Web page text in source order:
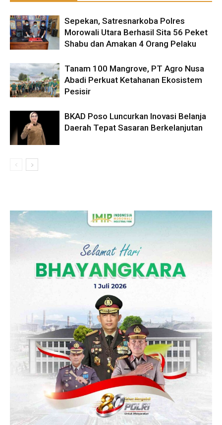
Sepekan, Satresnarkoba Polres
Morowali Utara Berhasil Sita 56 Peket
Shabu dan Amakan 4 Orang Pelaku
Tanam 100 Mangrove, PT Agro Nusa
Abadi Perkuat Ketahanan Ekosistem
Pesisir
BKAD Poso Luncurkan Inovasi Belanja
Daerah Tepat Sasaran Berkelanjutan